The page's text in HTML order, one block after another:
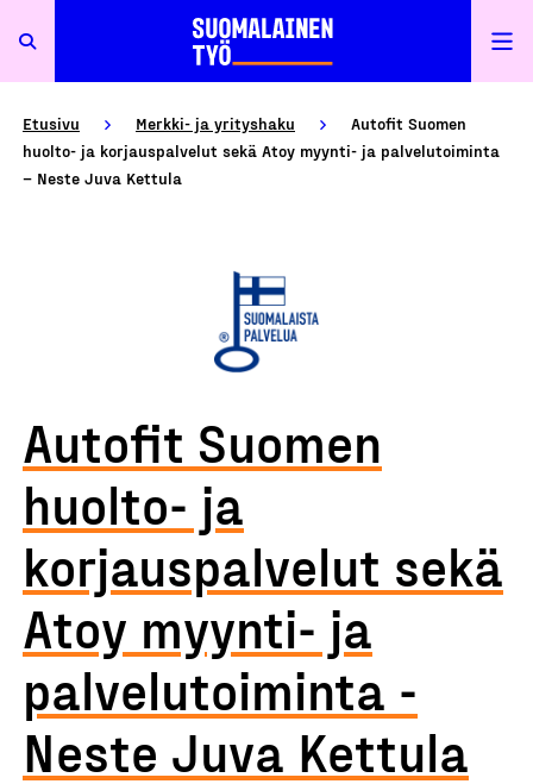
Etusivu Merkki- ja yrityshaku
Autofit Suomen
huolto- ja korjauspalvelut sekä Atoy myynti- ja palvelutoiminta
– Neste Juva Kettula
Autofit Suomen
huolto- ja
korjauspalvelut sekä
Atoy myynti- ja
palvelutoiminta -
Neste Juva Kettula